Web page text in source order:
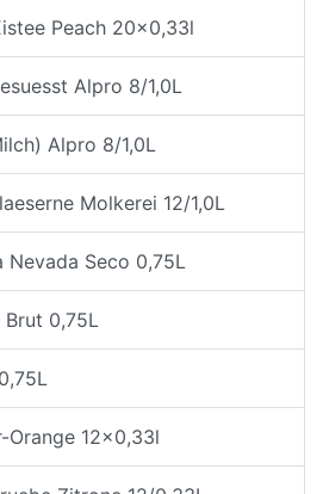
Peach 20x0,33l
Alpro 8/1,0L
Alpro 8/1,0L
Molkerei 12/1,0L
Nevada Seco 0,75L
0,75L
Orange 12x0,33l